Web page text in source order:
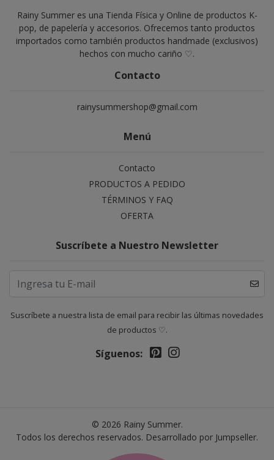
Rainy Summer es una Tienda Física y Online de productos K-
pop, de papelería y accesorios. Ofrecemos tanto productos
importados como también productos handmade (exclusivos)
hechos con mucho cariño ♡.
Contacto
rainysummershop@gmail.com
Menú
Contacto
PRODUCTOS A PEDIDO
TÉRMINOS Y FAQ
OFERTA
Suscríbete a Nuestro Newsletter
Suscríbete a nuestra lista de email para recibir las últimas novedades
de productos ♡.
Síguenos:
© 2026 Rainy Summer.
Todos los derechos reservados. Desarrollado por Jumpseller.